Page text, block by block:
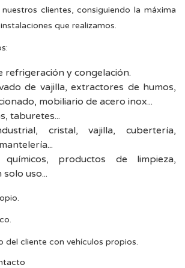
clientes, consiguiendo la máxima
que realizamos.
refrigeración y congelación.
de vajilla, extractores de humos,
mobiliario de acero inox...
taburetes...
cristal, vajilla, cubertería,
químicos, productos de limpieza,
solo uso...
del cliente con vehículos propios.